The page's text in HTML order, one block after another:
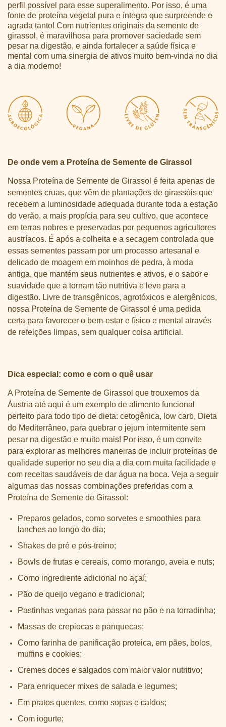
perfil possível para esse superalimento. Por isso, é uma
fonte de proteína vegetal pura e íntegra que surpreende e
agrada tanto! Com nutrientes originais da semente de
girassol, é maravilhosa para promover saciedade sem
pesar na digestão, e ainda fortalecer a saúde física e
mental com uma sinergia de ativos muito bem-vinda no dia
a dia moderno!
De onde vem a Proteína de Semente de Girassol
Nossa Proteína de Semente de Girassol é feita apenas de
sementes cruas, que vêm de plantações de girassóis que
recebem a luminosidade adequada durante toda a estação
do verão, a mais propícia para seu cultivo, que acontece
em terras nobres e preservadas por pequenos agricultores
austríacos. É após a colheita e a secagem controlada que
essas sementes passam por um processo artesanal e
delicado de moagem em moinhos de pedra, à moda
antiga, que mantém seus nutrientes e ativos, e o sabor e
suavidade que a tornam tão nutritiva e leve para a
digestão. Livre de transgênicos, agrotóxicos e alergênicos,
nossa Proteína de Semente de Girassol é uma pedida
certa para favorecer o bem-estar e físico e mental através
de refeições limpas, sem qualquer coisa artificial.
Dica especial: como e com o quê usar
A Proteína de Semente de Girassol que trouxemos da
Áustria até aqui é um exemplo de alimento funcional
perfeito para todo tipo de dieta: cetogênica, low carb, Dieta
do Mediterrâneo, para quebrar o jejum intermitente sem
pesar na digestão e muito mais! Por isso, é um convite
para explorar as melhores maneiras de incluir proteínas de
qualidade superior no seu dia a dia com muita facilidade e
com receitas saudáveis de dar água na boca. Veja a seguir
algumas das nossas combinações preferidas com a
Proteína de Semente de Girassol:
Preparos gelados, como sorvetes e smoothies para
lanches ao longo do dia;
Shakes de pré e pós-treino;
Bowls de frutas e cereais, como morango, aveia e nuts;
Como ingrediente adicional no açaí;
Pão de queijo vegano e tradicional;
Pastinhas veganas para passar no pão e na torradinha;
Massas de crepiocas e panquecas;
Como farinha de panificação proteica, em pães, bolos,
muffins e cookies;
Cremes doces e salgados com maior valor nutritivo;
Para enriquecer mixes de salada e legumes;
Em pratos quentes, como sopas e caldos;
Com iogurte;